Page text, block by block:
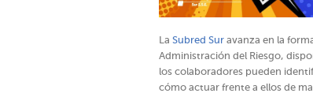
La Subred Sur avanza en la
Administración del Riesgo,
los colaboradores pueden
cómo actuar frente a ellos de